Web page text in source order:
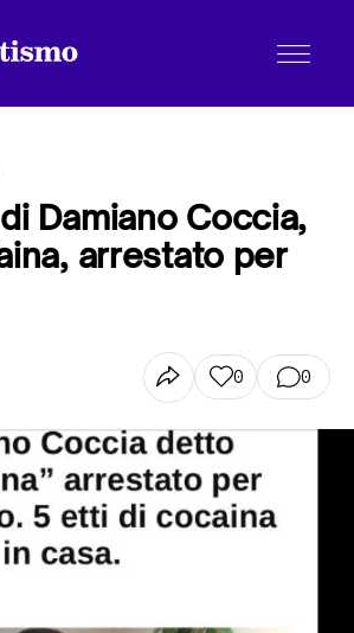
Damiano Coccia,
arrestato per
0 0